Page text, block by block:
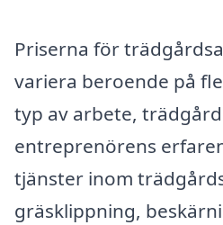
Priserna för
variera beroende på
typ av arbete,
entreprenörens
tjänster inom
gräsklippning,